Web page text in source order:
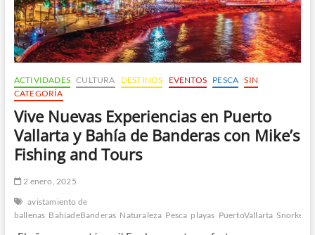
Tours
ACTIVIDADES CULTURA DESTINOS EVENTOS PESCA SIN
CATEGORÍA
Vive Nuevas Experiencias en Puerto
Vallarta y Bahía de Banderas con Mike’s
Fishing and Tours
2 enero, 2025
avistamiento de
ballenas BahíadeBanderas Naturaleza Pesca playas PuertoVallarta